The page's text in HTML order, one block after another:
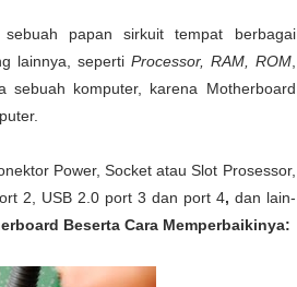
papan sirkuit tempat berbagai
lainnya, seperti Processor, RAM, ROM,
sebuah komputer, karena Motherboard
Power, Socket atau Slot Prosessor,
2, USB 2.0 port 3 dan port 4, dan lain-
Beserta Cara Memperbaikinya: